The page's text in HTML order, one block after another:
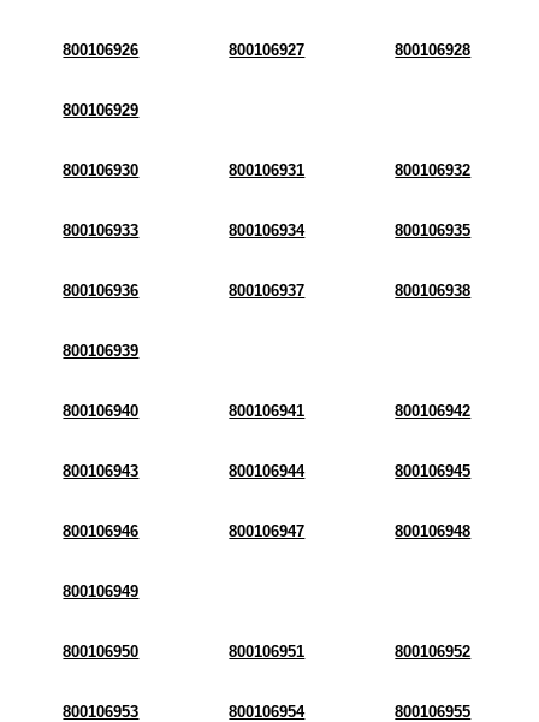
800106926 800106927 800106928
800106929
800106930 800106931 800106932
800106933 800106934 800106935
800106936 800106937 800106938
800106939
800106940 800106941 800106942
800106943 800106944 800106945
800106946 800106947 800106948
800106949
800106950 800106951 800106952
800106953 800106954 800106955